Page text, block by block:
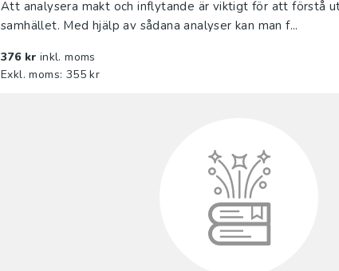
Att analysera makt och inflytande är viktigt för att förstå
samhället. Med hjälp av sådana analyser kan man f...
376 kr inkl. moms
Exkl. moms: 355 kr